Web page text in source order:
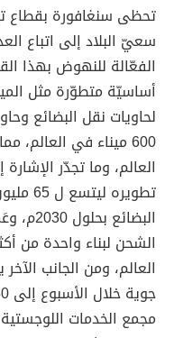
تحظى سنغافورة بقطاع
سعيّ البلاد إلى اتباع
الفعّالة للنهوض بهذا
أساسيّة متطوّرة مثل
لحاويات نقل البضائع
600 ميناء في
العالم، وما تجدّر
الشحن لبناء واحدة من
مجمع الخدمات